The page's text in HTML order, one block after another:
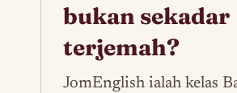
bukan sekadar
terjemah?
JomEnglish ialah kelas